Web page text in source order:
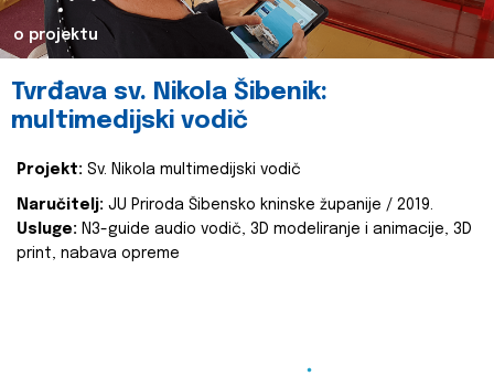
o projektu
Tvrđava sv. Nikola Šibenik:
multimedijski vodič
Projekt: Sv. Nikola multimedijski vodič
Naručitelj: JU Priroda Šibensko kninske županije / 2019.
Usluge: N3-guide audio vodič, 3D modeliranje i animacije, 3D
print, nabava opreme